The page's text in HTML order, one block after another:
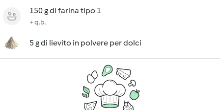
150 g di farina tipo 1
+ q.b.
5 g di lievito in polvere per dolci